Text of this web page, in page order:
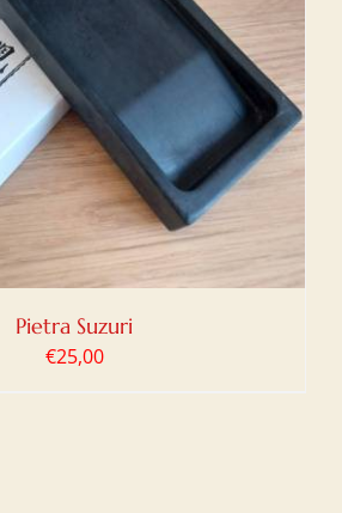
Pietra Suzuri
€25,00